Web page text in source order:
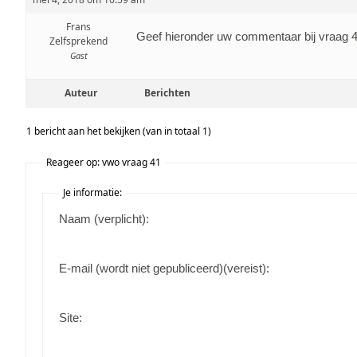
Frans
Zelfsprekend
Gast
Geef hieronder uw commentaar bij vraag
Auteur Berichten
1 bericht aan het bekijken (van in totaal 1)
Reageer op: vwo vraag 41
Je informatie:
Naam (verplicht):
E-mail (wordt niet gepubliceerd)(vereist):
Site: